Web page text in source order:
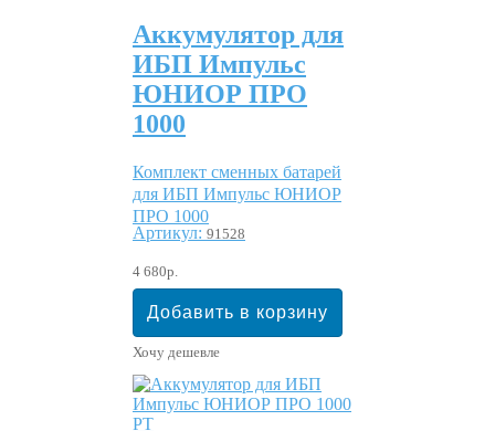
Аккумулятор для
ИБП Импульс
ЮНИОР ПРО
1000
Комплект сменных батарей
для ИБП Импульс ЮНИОР
ПРО 1000
Артикул: 91528
4 680р.
Хочу дешевле